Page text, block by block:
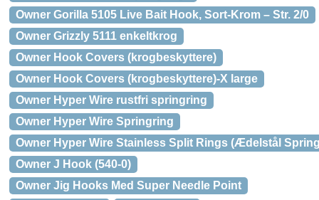
Owner Gorilla 5105 Live Bait Hook, Sort-Krom – Str. 2/0
Owner Grizzly 5111 enkeltkrog
Owner Hook Covers (krogbeskyttere)
Owner Hook Covers (krogbeskyttere)-X large
Owner Hyper Wire rustfri springring
Owner Hyper Wire Springring
Owner Hyper Wire Stainless Split Rings (Ædelstål
Owner J Hook (540-0)
Owner Jig Hooks Med Super Needle Point